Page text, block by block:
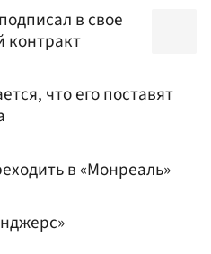
в свое
контракт
что его поставят
в «Монреаль»